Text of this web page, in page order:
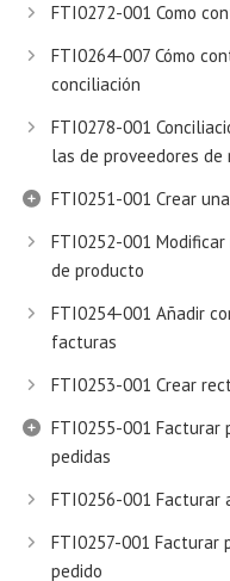
FTI0272-001 Como
FTI0264-007 Cómo
conciliación
FTI0278-001
las de proveedores de
FTI0251-001 Crear
FTI0252-001
de producto
FTI0254-001 Añadir
facturas
FTI0253-001 Crear
FTI0255-001 Facturar
pedidas
FTI0256-001 Facturar
FTI0257-001 Facturar
pedido